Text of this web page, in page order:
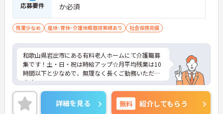
応募要件
か必須
残業少なめ 産休･育休･介護休暇取得実績あり 社会保険完備
和歌山県岩出市にある有料老人ホームにて介護職募
集です！土・日・祝は時給アップ☆月平均残業は10
時間以下と少なめで、無理なく長くご勤務いただけ
ます。
ご興味のある方には、面接対策ポイントなど、さら
に詳細をご案内しますのでお気軽にご相談くださ
い！
詳細を見る 無料 紹介してもらう